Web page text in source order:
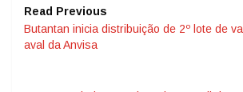
Read Previous
Butantan inicia distribuição de 2º lote de
aval da Anvisa